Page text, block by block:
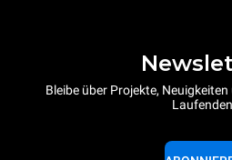
Bleibe über Projekte,